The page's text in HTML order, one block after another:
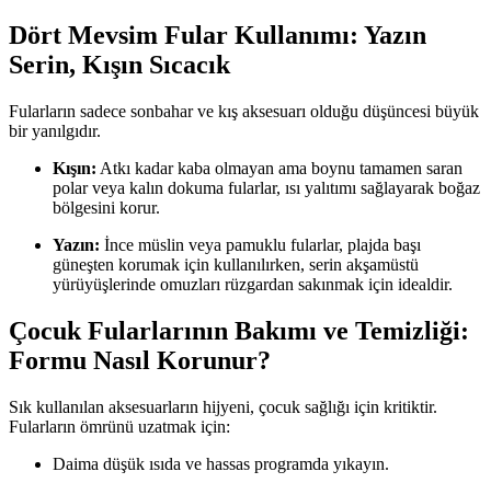
Dört Mevsim Fular Kullanımı: Yazın
Serin, Kışın Sıcacık
Fularların sadece sonbahar ve kış aksesuarı olduğu düşüncesi büyük
bir yanılgıdır.
Kışın: Atkı kadar kaba olmayan ama boynu tamamen saran
polar veya kalın dokuma fularlar, ısı yalıtımı sağlayarak boğaz
bölgesini korur.
Yazın: İnce müslin veya pamuklu fularlar, plajda başı
güneşten korumak için kullanılırken, serin akşamüstü
yürüyüşlerinde omuzları rüzgardan sakınmak için idealdir.
Çocuk Fularlarının Bakımı ve Temizliği:
Formu Nasıl Korunur?
Sık kullanılan aksesuarların hijyeni, çocuk sağlığı için kritiktir.
Fularların ömrünü uzatmak için:
Daima düşük ısıda ve hassas programda yıkayın.